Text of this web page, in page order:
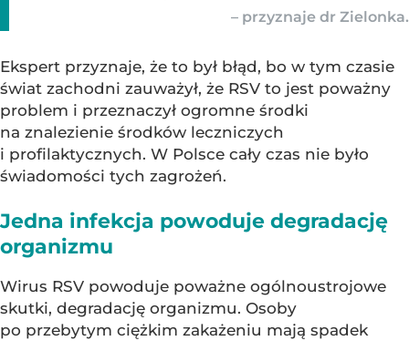
– przyznaje dr Zielonka.
Ekspert przyznaje, że to był błąd, bo w tym czasie
świat zachodni zauważył, że RSV to jest poważny
problem i przeznaczył ogromne środki
na znalezienie środków leczniczych
i profilaktycznych. W Polsce cały czas nie było
świadomości tych zagrożeń.
Jedna infekcja powoduje degradację
organizmu
Wirus RSV powoduje poważne ogólnoustrojowe
skutki, degradację organizmu. Osoby
po przebytym ciężkim zakażeniu mają spadek